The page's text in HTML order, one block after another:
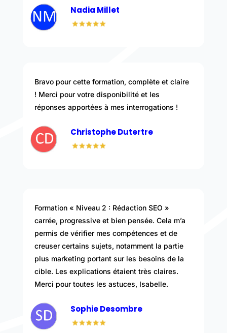
Nadia Millet
Bravo pour cette formation, complète et claire
! Merci pour votre disponibilité et les
réponses apportées à mes interrogations !
Christophe Dutertre
Formation « Niveau 2 : Rédaction SEO »
carrée, progressive et bien pensée. Cela m’a
permis de vérifier mes compétences et de
creuser certains sujets, notamment la partie
plus marketing portant sur les besoins de la
cible. Les explications étaient très claires.
Merci pour toutes les astuces, Isabelle.
Sophie Desombre